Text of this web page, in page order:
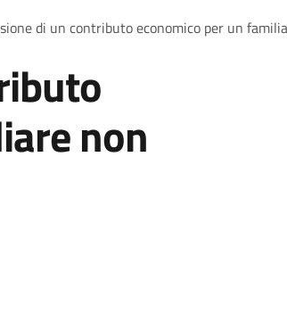
di un contributo economico per un
non